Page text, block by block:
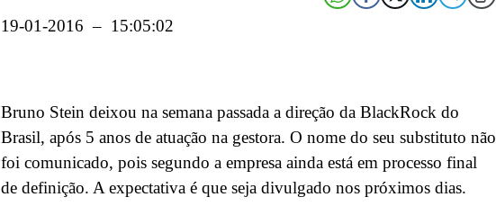
19-01-2016 – 15:05:02
Bruno Stein deixou na semana passada a direção da BlackRock do
Brasil, após 5 anos de atuação na gestora. O nome do seu substituto não
foi comunicado, pois segundo a empresa ainda está em processo final
de definição. A expectativa é que seja divulgado nos próximos dias.